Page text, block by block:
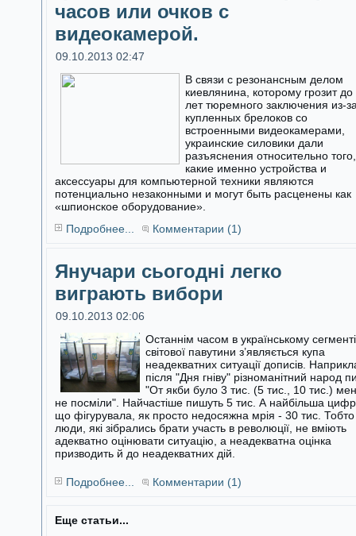
часов или очков с
видеокамерой.
09.10.2013 02:47
В связи с резонансным делом
киевлянина, которому грозит до
лет тюремного заключения из-
купленных брелоков со
встроенными видеокамерами,
украинские силовики дали
разъяснения относительно того,
какие именно устройства и
аксессуары для компьютерной техники являются
потенциально незаконными и могут быть расценены как
«шпионское оборудование».
Подробнее...
Комментарии (1)
Янучари сьогодні легко
виграють вибори
09.10.2013 02:06
Останнім часом в українському сегменті
світової павутини з’являється купа
неадекватних ситуації дописів.
після "Дня гніву" різноманітний народ
"От якби було 3 тис. (5 тис., 10 тис.)
не посміли". Найчастіше пишуть 5 тис. А найбільша
що фігурувала, як просто недосяжна мрія - 30 тис. Тобто
люди, які зібрались брати участь в революції, не вміють
адекватно оцінювати ситуацію, а неадекватна оцінка
призводить й до неадекватних дій.
Подробнее... Комментарии (1)
Еще статьи...